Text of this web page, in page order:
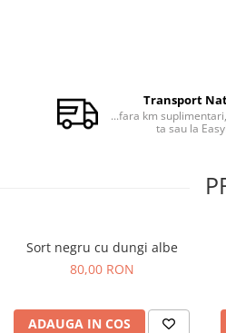
Facebook
Transport
...fara km
ta sau la
Sort negru cu dungi albe
80,00 RON
ADAUGA IN COS